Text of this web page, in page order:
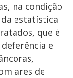
na condição
estatística
que é
e
ares de